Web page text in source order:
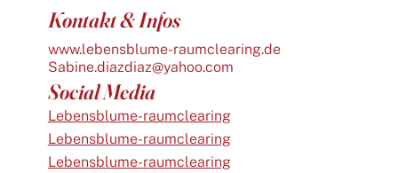
Kontakt & Infos
www.lebensblume-raumclearing.de
Sabine.diazdiaz@yahoo.com
Social Media
Lebensblume-raumclearing
Lebensblume-raumclearing
Lebensblume-raumclearing